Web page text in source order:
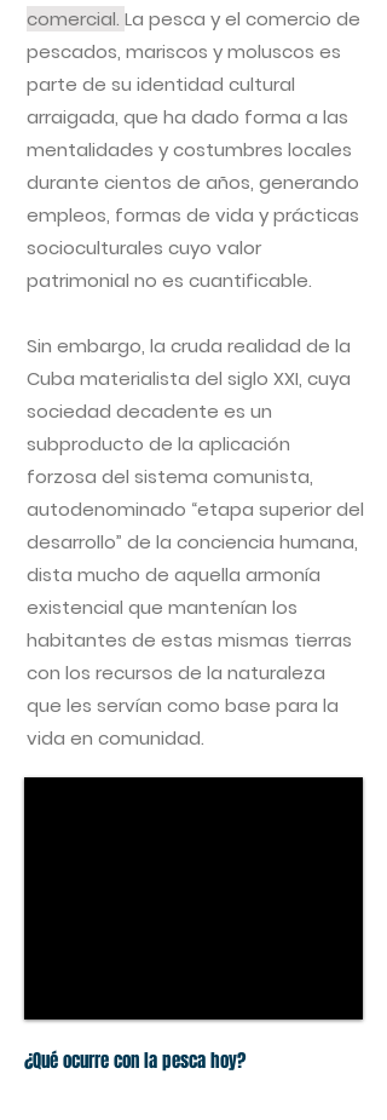
comercial. La pesca y el comercio de
pescados, mariscos y moluscos es
parte de su identidad cultural
arraigada, que ha dado forma a las
mentalidades y costumbres locales
durante cientos de años, generando
empleos, formas de vida y prácticas
socioculturales cuyo valor
patrimonial no es cuantificable.
Sin embargo, la cruda realidad de la
Cuba materialista del siglo XXI, cuya
sociedad decadente es un
subproducto de la aplicación
forzosa del sistema comunista,
autodenominado “etapa superior del
desarrollo” de la conciencia humana,
dista mucho de aquella armonía
existencial que mantenían los
habitantes de estas mismas tierras
con los recursos de la naturaleza
que les servían como base para la
vida en comunidad.
¿Qué ocurre con la pesca hoy?